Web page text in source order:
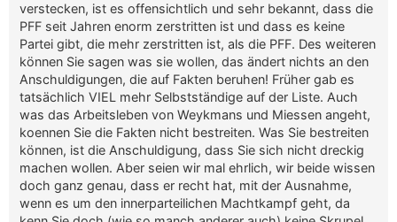
verstecken, ist es offensichtlich und sehr bekannt, dass die
PFF seit Jahren enorm zerstritten ist und dass es keine
Partei gibt, die mehr zerstritten ist, als die PFF. Des weiteren
können Sie sagen was sie wollen, das ändert nichts an den
Anschuldigungen, die auf Fakten beruhen! Früher gab es
tatsächlich VIEL mehr Selbstständige auf der Liste. Auch
was das Arbeitsleben von Weykmans und Miessen angeht,
koennen Sie die Fakten nicht bestreiten. Was Sie bestreiten
können, ist die Anschuldigung, dass Sie sich nicht dreckig
machen wollen. Aber seien wir mal ehrlich, wir beide wissen
doch ganz genau, dass er recht hat, mit der Ausnahme,
wenn es um den innerparteilichen Machtkampf geht, da